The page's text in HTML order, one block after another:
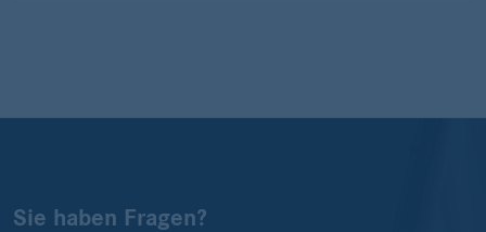
Sie haben Fragen?